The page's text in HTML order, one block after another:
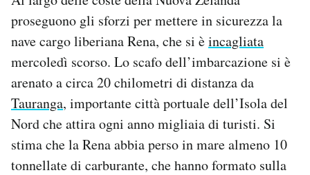
SHOP
CALENDARIO
AREA PERSONALE
Area Personale
Newsletter
proseguono gli sforzi per mettere in sicurezza la
nave cargo liberiana Rena, che si èincagliata
mercoledì scorso. Lo scafo dell’imbarcazione si è
arenato a circa 20 chilometri di distanza da
Tauranga, importante città portuale dell’Isola del
Nord che attira ogni anno migliaia di turisti. Si
stima che la Rena abbia perso in mare almeno 10
tonnellate di carburante, che hanno formato sulla